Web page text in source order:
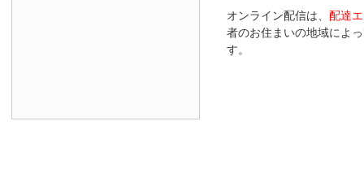
オンライン配信は、 配達
者のお住まいの地域によ
す。